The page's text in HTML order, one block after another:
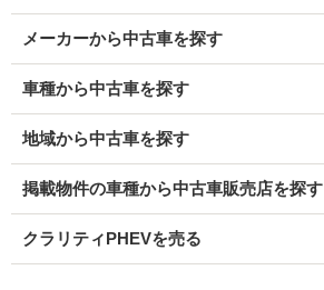
メーカーから中古車を探す
車種から中古車を探す
地域から中古車を探す
掲載物件の車種から中古車販売店を探す
クラリティPHEVを売る